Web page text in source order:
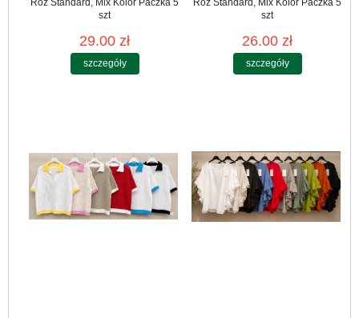
szt
29.00 zł
szczegóły
szt
26.00 zł
szczegóły